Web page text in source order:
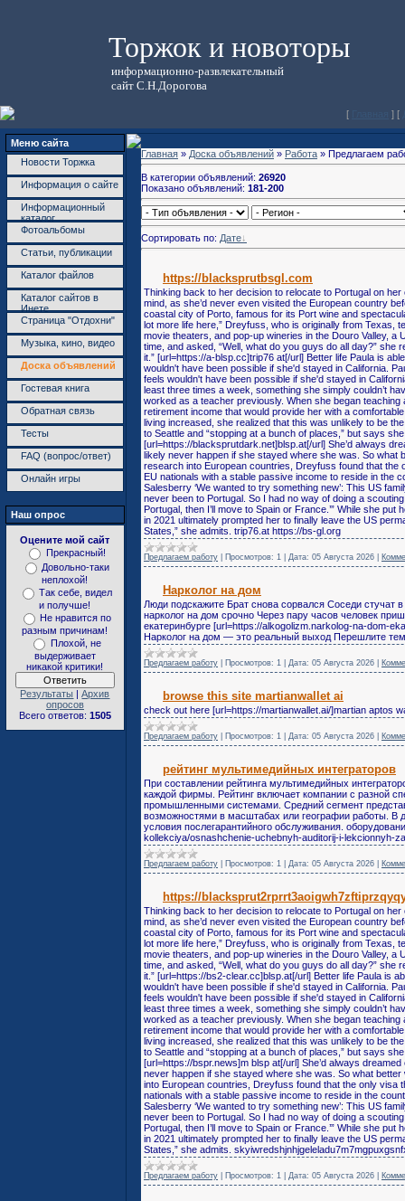
Торжок и новоторы
информационно-развлекательный
сайт С.Н.Дорогова
[ ] [
Меню сайта
Новости Торжка
Информация о сайте
Информационный
каталог
Фотоальбомы
Cтатьи, публикации
Каталог файлов
Каталог сайтов в
Инете
Страница "Отдохни"
Музыка, кино, видео
Доска объявлений
Гостевая книга
Обратная связь
Тесты
FAQ (вопрос/ответ)
Онлайн игры
Наш опрос
Оцените мой сайт
Прекрасный!
Довольно-таки
неплохой!
Так себе, видел
и получше!
Не нравится по
разным причинам!
Плохой, не
выдерживает
никакой критики!
Результаты |Архив
опросов
Всего ответов: 1505
Главная » Доска объявлений » Работа » Предлагаем
В категории объявлений: 26920
Показано объявлений: 181-200
Сортировать по: Дате
https://blacksprutbsgl.com
Thinking back to her decision to relocate to Portugal on
mind, as she’d never even visited the European country
coastal city of Porto, famous for its Port wine and
lot more life here,” Dreyfuss, who is originally from
movie theaters, and pop-up wineries in the Douro Valley, a
time, and asked, “Well, what do you guys do all day?” she
it.” [url=https://a-blsp.cc]trip76 at[/url] Better life Paula is
wouldn't have been possible if she'd stayed in California.
feels wouldn't have been possible if she'd stayed in
least three times a week, something she simply couldn’t
worked as a teacher previously. When she began
retirement income that would provide her with a
living increased, she realized that this was unlikely to be
to Seattle and “stopping at a bunch of places,” but says
[url=https://blacksprutdark.net]blsp.at[/url] She’d always
likely never happen if she stayed where she was. So what
research into European countries, Dreyfuss found that the
EU nationals with a stable passive income to reside in the
Salesberry ‘We wanted to try something new’: This US
never been to Portugal. So I had no way of doing a
Portugal, then I’ll move to Spain or France.’” While she
in 2021 ultimately prompted her to finally leave the US
States,” she admits. trip76.at https://bs-gl.org
Предлагаем работу Просмотров: 1 Дата: 05 Августа 2026
Нарколог на дом
Люди подскажите Брат снова сорвался Соседи стучат
нарколог на дом срочно Через пару часов человек
екатеринбурге [url=https://alkogolizm.narkolog-na-dom-
Нарколог на дом — это реальный выход Перешлите тем
Предлагаем работу Просмотров: 1 Дата: 05 Августа 2026
browse this site martianwallet ai
check out here [url=https://martianwallet.ai/]martian aptos
Предлагаем работу Просмотров: 1 Дата: 05 Августа 2026
рейтинг мультимедийных интеграторов
При составлении рейтинга мультимедийных
каждой фирмы. Рейтинг включает компании с разной
промышленными системами. Средний сегмент
возможностями в масштабах или географии работы. В
условия послегарантийного обслуживания.
kollekciya/osnashchenie-uchebnyh-auditorij-i-lekcionnyh-
Предлагаем работу Просмотров: 1 Дата: 05 Августа 2026
https://
Thinking back to her decision to relocate to Portugal on
mind, as she’d never even visited the European country
coastal city of Porto, famous for its Port wine and
lot more life here,” Dreyfuss, who is originally from
movie theaters, and pop-up wineries in the Douro Valley, a
time, and asked, “Well, what do you guys do all day?” she
it.” [url=https://bs2-clear.cc]blsp.at[/url] Better life Paula is
wouldn't have been possible if she'd stayed in California.
feels wouldn't have been possible if she'd stayed in
least three times a week, something she simply couldn’t
worked as a teacher previously. When she began
retirement income that would provide her with a
living increased, she realized that this was unlikely to be
to Seattle and “stopping at a bunch of places,” but says
[url=https://bspr.news]m blsp at[/url] She’d always
never happen if she stayed where she was. So what
into European countries, Dreyfuss found that the only visa
nationals with a stable passive income to reside in the
Salesberry ‘We wanted to try something new’: This US
never been to Portugal. So I had no way of doing a
Portugal, then I’ll move to Spain or France.’” While she
in 2021 ultimately prompted her to finally leave the US
States,” she admits.
Предлагаем работу Просмотров: 1 Дата: 05 Августа 2026